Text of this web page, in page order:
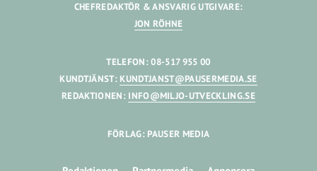
CHEFREDAKTÖR & ANSVARIG UTGIVARE:
JON RÖHNE
TELEFON: 08-517 955 00
KUNDTJÄNST: KUNDTJANST@PAUSERMEDIA.SE
REDAKTIONEN: INFO@MILJO-UTVECKLING.SE
FÖRLAG: PAUSER MEDIA